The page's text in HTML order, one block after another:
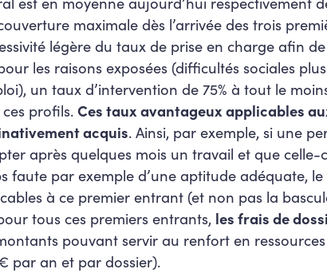
maximale dès l’arrivée des trois
légère du taux de prise en charge afin
les raisons exposées (difficultés sociales
un taux d’intervention de 75% à tout le
profils.Ces taux avantageux applicables
acquis. Ainsi, par exemple, si une
après quelques mois un travail et que
faute par exemple d’une aptitude adéquate,
à ce premier entrant (et non pas la
tous ces premiers entrants, les frais de
pouvant servir au renfort en
par an et par dossier).